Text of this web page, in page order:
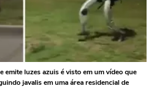
emite luzes azuis é visto em um vídeo que
javalis em uma área residencial de